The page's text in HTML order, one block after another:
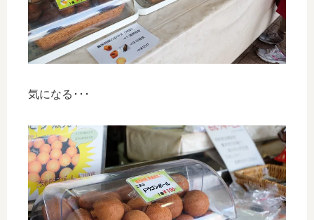
気になる･･･